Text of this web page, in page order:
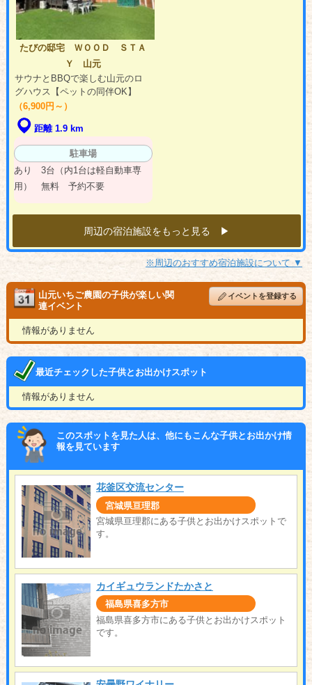
たびの邸宅 ＷＯＯＤ ＳＴＡ
Ｙ 山元
サウナとBBQで楽しむ山元のロ
グハウス【ペットの同伴OK】
（6,900円～）
距離 1.9 km
駐車場
あり 3台（内1台は軽自動車専
用） 無料 予約不要
周辺の宿泊施設をもっと見る ▶︎
※周辺のおすすめ宿泊施設について ▼
山元いちご農園の子供が楽しい関
連イベント
イベントを登録する
情報がありません
最近チェックした子供とお出かけスポット
情報がありません
このスポットを見た人は、他にもこんな子供とお出かけ情
報を見ています
花釜区交流センター
宮城県亘理郡
宮城県亘理郡にある子供とお出かけスポットで
す。
カイギュウランドたかさと
福島県喜多方市
福島県喜多方市にある子供とお出かけスポット
です。